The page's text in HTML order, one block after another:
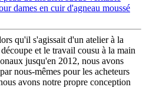
dames en cuir d'agneau moussé
qu'il s'agissait d'un atelier à la
et le travail cousu à la main
jusqu'en 2012, nous avons
nous-mêmes pour les acheteurs
avons notre propre conception